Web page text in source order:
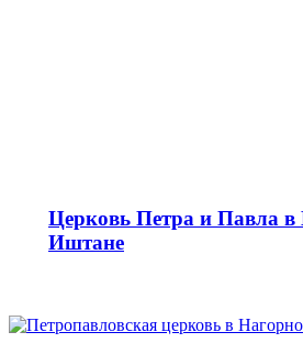
Церковь Петра и Павла
Иштане